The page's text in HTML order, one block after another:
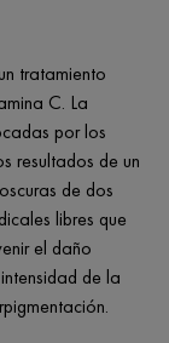
tratamiento
C. La
por los
resultados de un
de dos
libres que
el daño
de la